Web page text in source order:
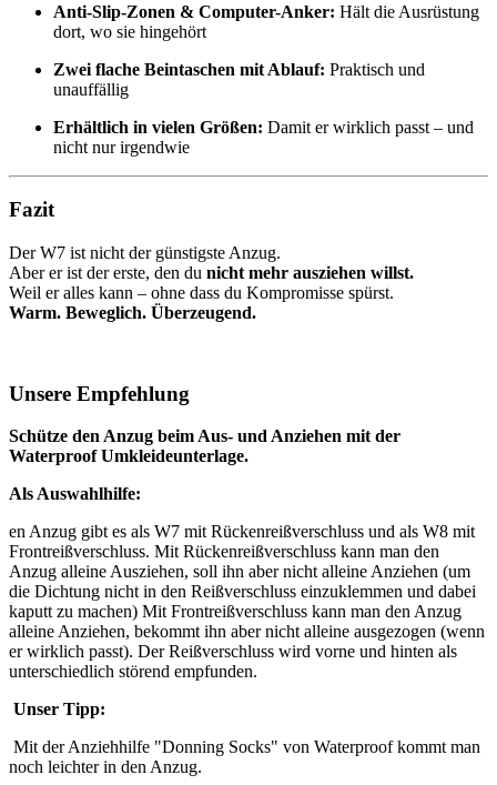
Anti-Slip-Zonen & Computer-Anker: Hält die Ausrüstung
dort, wo sie hingehört
Zwei flache Beintaschen mit Ablauf: Praktisch und
unauffällig
Erhältlich in vielen Größen: Damit er wirklich passt – und
nicht nur irgendwie
Fazit
Der W7 ist nicht der günstigste Anzug.
Aber er ist der erste, den du nicht mehr ausziehen willst.
Weil er alles kann – ohne dass du Kompromisse spürst.
Warm. Beweglich. Überzeugend.
Unsere Empfehlung
Schütze den Anzug beim Aus- und Anziehen mit der
Waterproof Umkleideunterlage.
Als Auswahlhilfe:
en Anzug gibt es als W7 mit Rückenreißverschluss und als W8 mit
Frontreißverschluss. Mit Rückenreißverschluss kann man den
Anzug alleine Ausziehen, soll ihn aber nicht alleine Anziehen (um
die Dichtung nicht in den Reißverschluss einzuklemmen und dabei
kaputt zu machen) Mit Frontreißverschluss kann man den Anzug
alleine Anziehen, bekommt ihn aber nicht alleine ausgezogen (wenn
er wirklich passt). Der Reißverschluss wird vorne und hinten als
unterschiedlich störend empfunden.
Unser Tipp:
Mit der Anziehhilfe "Donning Socks" von Waterproof kommt man
noch leichter in den Anzug.